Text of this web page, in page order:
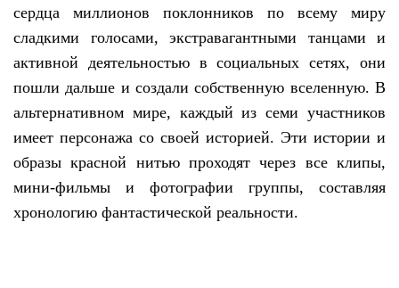
сердца миллионов поклонников по всему миру
сладкими голосами, экстравагантными танцами и
активной деятельностью в социальных сетях, они
пошли дальше и создали собственную вселенную. В
альтернативном мире, каждый из семи участников
имеет персонажа со своей историей. Эти истории и
образы красной нитью проходят через все клипы,
мини-фильмы и фотографии группы, составляя
хронологию фантастической реальности.